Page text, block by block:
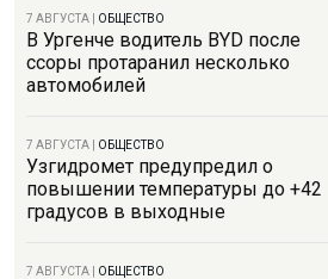
7 АВГУСТА ОБЩЕСТВО
В Ургенче водитель BYD после
ссоры протаранил несколько
автомобилей
7 АВГУСТА ОБЩЕСТВО
Узгидромет предупредил о
повышении температуры до +42
градусов в выходные
7 АВГУСТА ОБЩЕСТВО